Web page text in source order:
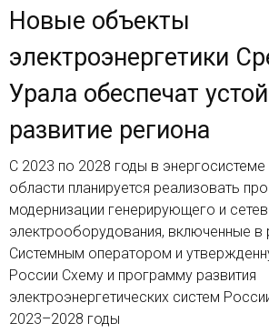
Новые объекты
электроэнергетики
Урала обеспечат
развитие региона
С 2023 по 2028 годы в
области планируется реализовать
модернизации генерирующего и
электрооборудования, включенные в
Системным оператором и
России Схему и программу развития
электроэнергетических систем
2023–2028 годы